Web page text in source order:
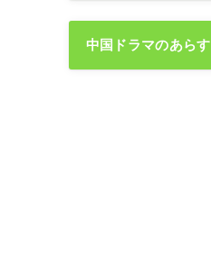
中国ドラマのあら